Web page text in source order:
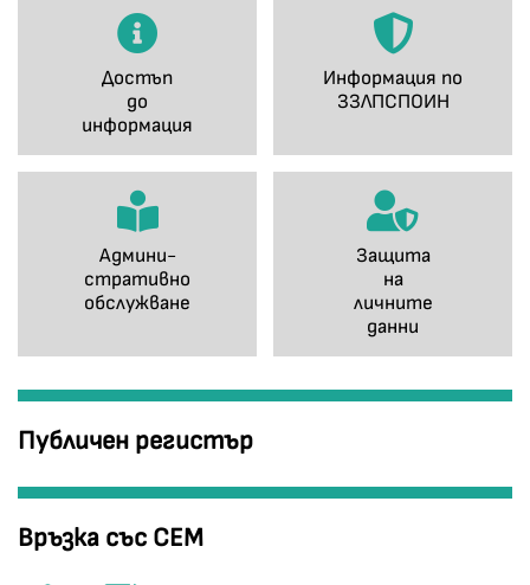
Достъп
до
информация
Информация по
ЗЗЛПСПОИН
Админи-
стративно
обслужване
Защита
на
личните
данни
Публичен регистър
Връзка със СЕМ